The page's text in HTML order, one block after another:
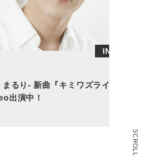
SCROLL
INFO
るり- 新曲『キミワズライ』
出演中！